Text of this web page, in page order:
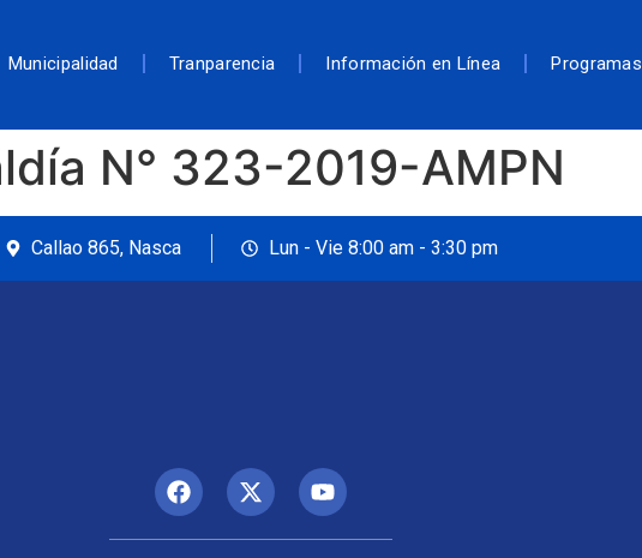
Municipalidad Tranparencia Información en Línea Programas
N° 323-2019-AMPN
Callao 865, Nasca Lun - Vie 8:00 am - 3:30 pm